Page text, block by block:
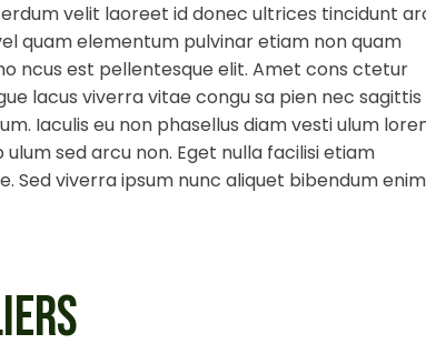
velit laoreet id donec ultrices tincidunt
quam elementum pulvinar etiam non quam
ncus est pellentesque elit. Amet cons ctetur
lacus viverra vitae congu sa pien nec sagittis
Iaculis eu non phasellus diam vesti ulum
sed arcu non. Eget nulla facilisi etiam
Sed viverra ipsum nunc aliquet bibendum enim